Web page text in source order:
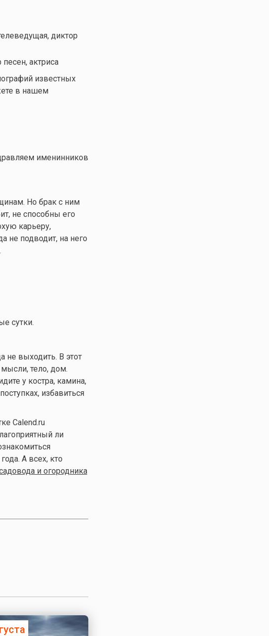
диктор
актриса
известных
в нашем
именинников
Но брак с ним
не способны его
карьеру,
не подводит, на него
сутки.
не выходить. В этот
тело, дом.
у костра, камина,
избавиться
Calend.ru
ли
А всех, кто
и огородника